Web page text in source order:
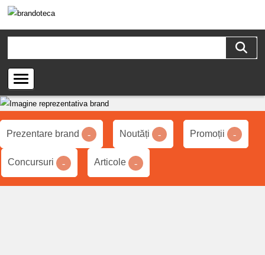
Prezentare brand - Noutăți - Promoții -
Concursuri - Articole -